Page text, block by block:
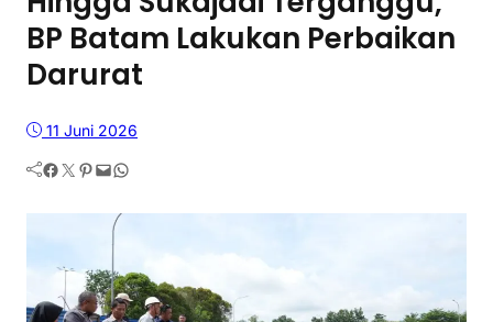
BP Batam Lakukan Perbaikan
Darurat
11 Juni 2026
Facebook Twitter Pinterest Mail WhatsApp